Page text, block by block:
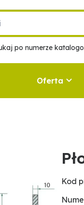
po numerze
Oferta
Kod